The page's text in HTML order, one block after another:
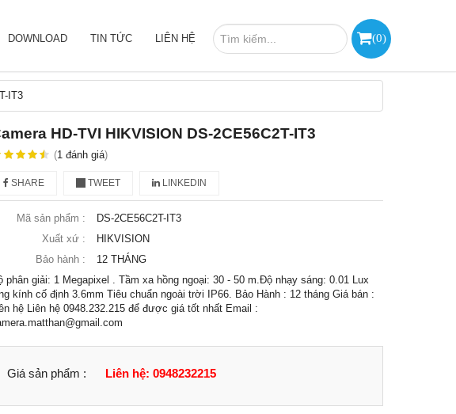
(0)
DOWNLOAD TIN TỨC LIÊN HỆ
IT3
HD-TVI HIKVISION DS-2CE56C2T-IT3
(1 đánh giá)
SHARE TWEET LINKEDIN
Mã sản phẩm :
DS-2CE56C2T-IT3
Xuất xứ :
HIKVISION
Bảo hành :
12 THÁNG
phân giải: 1 Megapixel . Tầm xa hồng ngoại: 30 - 50 m.Độ nhạy sáng: 0.01 Lux
kính cố định 3.6mm Tiêu chuẩn ngoài trời IP66. Bảo Hành : 12 tháng Giá bán :
hệ Liên hệ 0948.232.215 để được giá tốt nhất Email :
Giá sản phẩm : Liên hệ: 0948232215